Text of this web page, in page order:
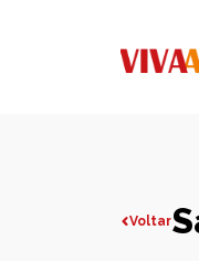
Voltar